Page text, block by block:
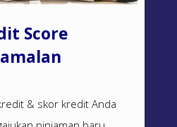
Score
& skor kredit Anda